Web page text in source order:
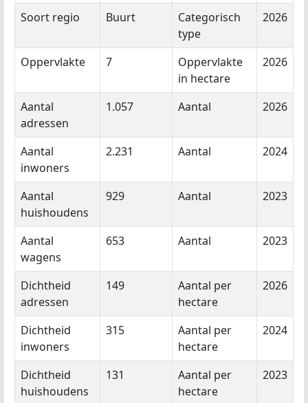
Soort regio Buurt
Categorisch
type
2026
Oppervlakte 7
Oppervlakte
in hectare
2026
Aantal
adressen
1.057 Aantal 2026
Aantal
inwoners
2.231 Aantal 2024
Aantal
huishoudens
929 Aantal 2023
Aantal
wagens
653 Aantal 2023
Dichtheid
adressen
149
Aantal per
hectare
2026
Dichtheid
inwoners
315
Aantal per
hectare
2024
Dichtheid
huishoudens
131
Aantal per
hectare
2023